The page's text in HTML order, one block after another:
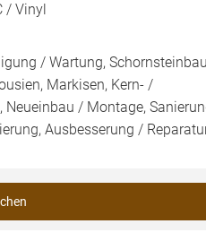
/ Vinyl
/ Wartung,
Markisen, Kern- /
/ Montage,
Ausbesserung /